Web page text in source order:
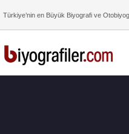
Türkiye’nin en Büyük Biyografi ve